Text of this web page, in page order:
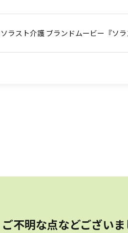
ソラスト介護 ブランドムービー『ソ
ご不明な点などございま